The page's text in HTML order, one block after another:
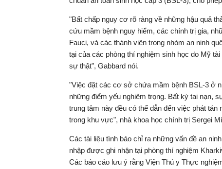
"Bất chấp nguy cơ rõ ràng về những hậu quả
cứu mầm bệnh nguy hiểm, các chính trị gia,
Fauci, và các thành viên trong nhóm an ninh
tại của các phòng thí nghiệm sinh học do Mỹ
sự thật", Gabbard nói.
"Việc đặt các cơ sở chứa mầm bệnh BSL-3 ở
những điểm yếu nghiêm trọng. Bất kỳ tai nạn,
trung tâm này đều có thể dẫn đến việc phát
trong khu vực", nhà khoa học chính trị Sergei
Các tài liệu tình báo chỉ ra những vấn đề an
nhập được ghi nhận tại phòng thí nghiệm
Các báo cáo lưu ý rằng Viện Thú y Thực